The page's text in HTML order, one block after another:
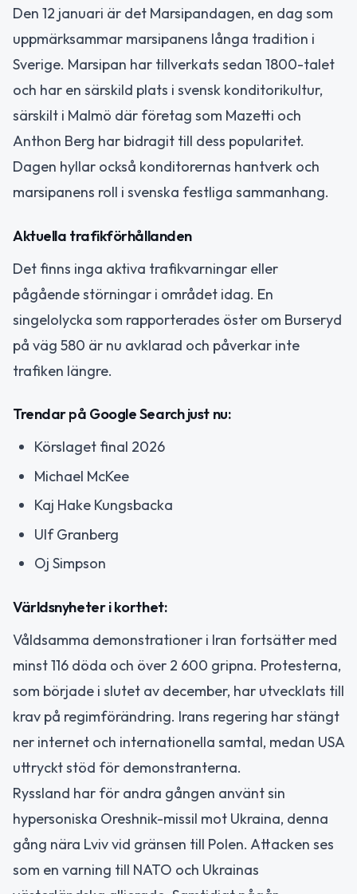
Den 12 januari är det Marsipandagen, en dag som
uppmärksammar marsipanens långa tradition i
Sverige. Marsipan har tillverkats sedan 1800-talet
och har en särskild plats i svensk konditorikultur,
särskilt i Malmö där företag som Mazetti och
Anthon Berg har bidragit till dess popularitet.
Dagen hyllar också konditorernas hantverk och
marsipanens roll i svenska festliga sammanhang.
Aktuella trafikförhållanden
Det finns inga aktiva trafikvarningar eller
pågående störningar i området idag. En
singelolycka som rapporterades öster om Burseryd
på väg 580 är nu avklarad och påverkar inte
trafiken längre.
Trendar på Google Search just nu:
Körslaget final 2026
Michael McKee
Kaj Hake Kungsbacka
Ulf Granberg
Oj Simpson
Världsnyheter i korthet:
Våldsamma demonstrationer i Iran fortsätter med
minst 116 döda och över 2 600 gripna. Protesterna,
som började i slutet av december, har utvecklats till
krav på regimförändring. Irans regering har stängt
ner internet och internationella samtal, medan USA
uttryckt stöd för demonstranterna.
Ryssland har för andra gången använt sin
hypersoniska Oreshnik-missil mot Ukraina, denna
gång nära Lviv vid gränsen till Polen. Attacken ses
som en varning till NATO och Ukrainas